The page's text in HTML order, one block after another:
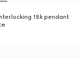
18k pendant